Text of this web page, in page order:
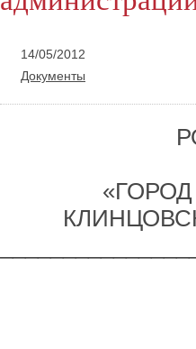
14/05/2012
Документы